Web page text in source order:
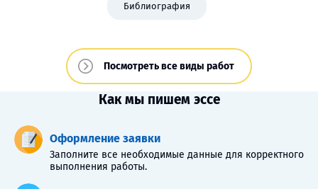
Библиография
Посмотреть все виды работ
Как мы пишем эссе
Оформление заявки
Заполните все необходимые данные для корректного
выполнения работы.